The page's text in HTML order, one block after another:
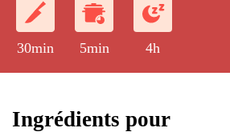
30min 5min 4h
Ingrédients pour